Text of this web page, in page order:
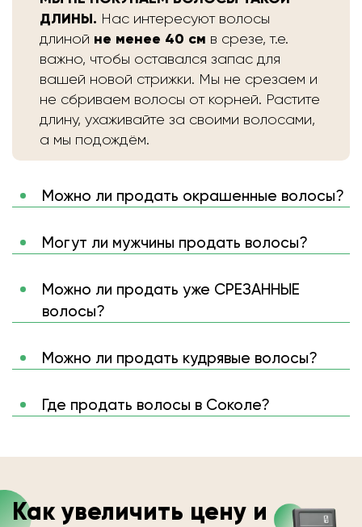
ДЛИНЫ. Нас интересуют волосы
длиной не менее 40 см в срезе, т.е.
важно, чтобы оставался запас для
вашей новой стрижки. Мы не срезаем и
не сбриваем волосы от корней. Растите
длину, ухаживайте за своими волосами,
а мы подождём.
Можно ли продать окрашенные волосы?
Могут ли мужчины продать волосы?
Можно ли продать уже СРЕЗАННЫЕ
волосы?
Можно ли продать кудрявые волосы?
Где продать волосы в Соколе?
Как увеличить цену и